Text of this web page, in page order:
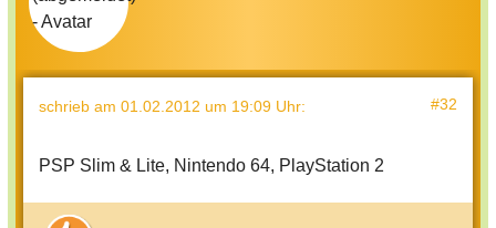
schrieb am 01.02.2012 um 19:09 Uhr: #32
PSP Slim & Lite, Nintendo 64, PlayStation 2